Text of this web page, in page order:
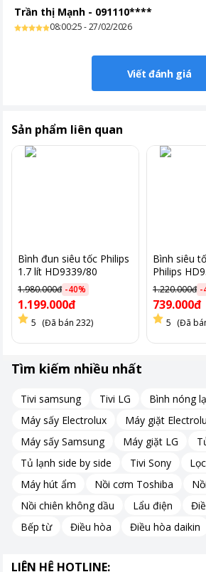
Bình đun Philips HD9303 được trang bị
dàng theo dõi quá trình đun nước mà
Trần thị Mạnh - 091110****
08:00:25 - 27/02/2026
Viết đánh giá
Sản phẩm liên quan
Bình đun siêu tốc Philips
1.7 lít HD9339/80
1.980.000đ -40%
1.199.000đ
5 (Đã bán 232)
Bình siêu
Philips
1.220.000đ -
739.000đ
5 (Đã
Tìm kiếm nhiều nhất
Tivi samsung Tivi LG Bình nóng
Máy sấy Electrolux
Máy giặt
Máy sấy Samsung
Máy giặt LG
Tủ lạnh side by side
Tivi Sony
Máy hút ẩm
Nồi cơm Toshiba
Nồi chiên không dầu
Lẩu điện
Bếp từ
Điều hòa Điều hòa daikin
LIÊN HỆ HOTLINE: